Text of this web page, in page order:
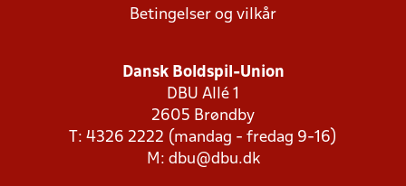
Betingelser og vilkår
Dansk Boldspil-Union
DBU Allé 1
2605 Brøndby
T: 4326 2222 (mandag - fredag 9-16)
M: dbu@dbu.dk